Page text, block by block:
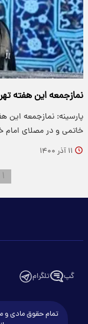
نمازجمعه این هفته
خاتمی و در مصلای امام
۱۱ آذر ۱۴۰۰
۱
گپ تلگرام
تمام حقوق مادی و